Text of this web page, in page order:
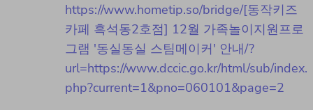
https://www.hometip.so/bridge/[동작키즈
카페 흑석동2호점] 12월 가족놀이지원프로
그램 '동실동실 스팀메이커' 안내/?
url=https://www.dccic.go.kr/html/sub/index.
php?current=1&pno=060101&page=2